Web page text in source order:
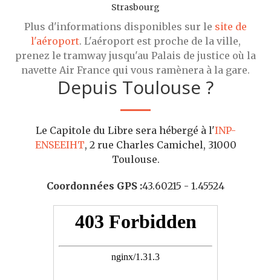
Strasbourg
Plus d'informations disponibles sur le site de
l'aéroport. L'aéroport est proche de la ville,
prenez le tramway jusqu'au Palais de justice où la
navette Air France qui vous ramènera à la gare.
Depuis Toulouse ?
Le Capitole du Libre sera hébergé à l'INP-
ENSEEIHT, 2 rue Charles Camichel, 31000
Toulouse.
Coordonnées GPS :43.60215 - 1.45524